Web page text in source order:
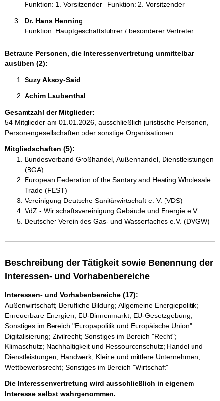
Funktion: 1. Vorsitzender
Funktion: 2. Vorsitzender
Dr. Hans Henning
Funktion: Hauptgeschäftsführer / besonderer Vertreter
Betraute Personen, die Interessenvertretung unmittelbar
ausüben (2):
Suzy Aksoy-Said
Achim Laubenthal
Gesamtzahl der Mitglieder:
54 Mitglieder am 01.01.2026, ausschließlich juristische Personen,
Personengesellschaften oder sonstige Organisationen
Mitgliedschaften (5):
Bundesverband Großhandel, Außenhandel, Dienstleistungen
(BGA)
European Federation of the Santary and Heating Wholesale
Trade (FEST)
Vereinigung Deutsche Sanitärwirtschaft e. V. (VDS)
VdZ - Wirtschaftsvereinigung Gebäude und Energie e.V.
Deutscher Verein des Gas- und Wasserfaches e.V. (DVGW)
Beschreibung der Tätigkeit sowie Benennung der
Interessen- und Vorhabenbereiche
Interessen- und Vorhabenbereiche (17):
Außenwirtschaft; Berufliche Bildung; Allgemeine Energiepolitik;
Erneuerbare Energien; EU-Binnenmarkt; EU-Gesetzgebung;
Sonstiges im Bereich "Europapolitik und Europäische Union";
Digitalisierung; Zivilrecht; Sonstiges im Bereich "Recht";
Klimaschutz; Nachhaltigkeit und Ressourcenschutz; Handel und
Dienstleistungen; Handwerk; Kleine und mittlere Unternehmen;
Wettbewerbsrecht; Sonstiges im Bereich "Wirtschaft"
Die Interessenvertretung wird ausschließlich in eigenem
Interesse selbst wahrgenommen.